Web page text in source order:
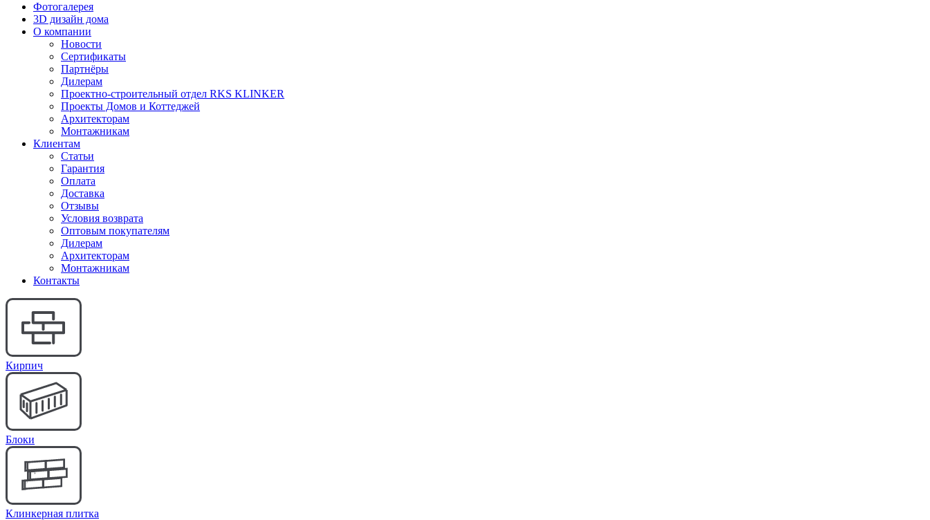
Фотогалерея
3D дизайн дома
О компании
Новости
Сертификаты
Партнёры
Дилерам
Проектно-строительный отдел RKS KLINKER
Проекты Домов и Коттеджей
Архитекторам
Монтажникам
Клиентам
Статьи
Гарантия
Оплата
Доставка
Отзывы
Условия возврата
Оптовым покупателям
Дилерам
Архитекторам
Монтажникам
Контакты
Кирпич
Блоки
Клинкерная плитка